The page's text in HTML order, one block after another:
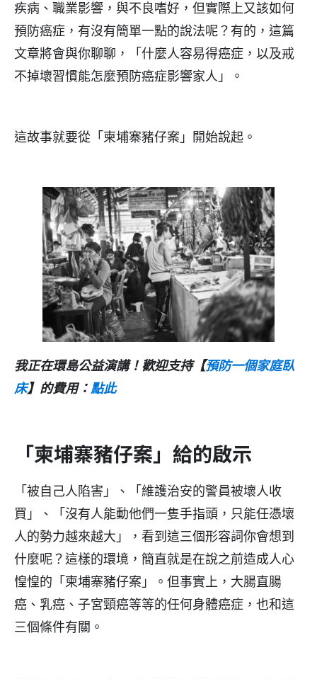
疾病、職業影響，與不良嗜好，但實際上又該如何
預防癌症，有沒有簡單一點的說法呢？有的，這篇
文章將會與你聊聊，「什麼人容易得癌症，以及戒
不掉壞習慣能怎麼預防癌症影響家人」。
這故事就要從「柬埔寨豬仔案」開始說起。
我正在環島公益演講！歡迎支持【預防一個家庭臥
床】的費用： 點此
「柬埔寨豬仔案」給的啟示
「被自己人陷害」、「維護治安的警員被壞人收
買」、「沒有人能動他們一隻手指頭，只能任憑壞
人的勢力越來越大」，看到這三個形容詞你會想到
什麼呢？這樣的環境，簡直就是在說之前造成人心
惶惶的「柬埔寨豬仔案」。但事實上，大腸直腸
癌、乳癌、子宮頸癌等等的任何身體癌症，也和這
三個條件有關。